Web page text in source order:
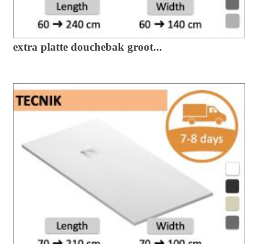
extra platte douchebak groot...